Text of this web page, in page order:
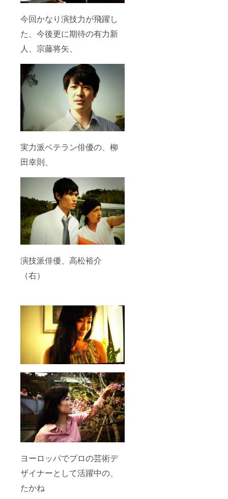
今回かなり演技力が飛躍し
た、今後更に期待の有力新
人、宗藤将矢、
実力派ベテラン俳優の、柳
田幸則、
演技派俳優、高松裕介
（右）
ヨーロッパでプロの芸術デ
ザイナーとして活躍中の、
たかね